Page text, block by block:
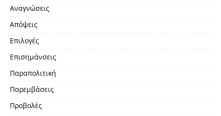
Αναγνώσεις
Απόψεις
Επιλογές
Επισημάνσεις
Παραπολιτική
Παρεμβάσεις
Προβολές